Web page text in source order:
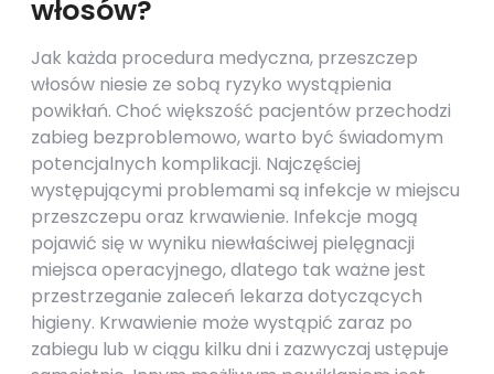
włosów?
Jak każda procedura medyczna, przeszczep
włosów niesie ze sobą ryzyko wystąpienia
powikłań. Choć większość pacjentów przechodzi
zabieg bezproblemowo, warto być świadomym
potencjalnych komplikacji. Najczęściej
występującymi problemami są infekcje w miejscu
przeszczepu oraz krwawienie. Infekcje mogą
pojawić się w wyniku niewłaściwej pielęgnacji
miejsca operacyjnego, dlatego tak ważne jest
przestrzeganie zaleceń lekarza dotyczących
higieny. Krwawienie może wystąpić zaraz po
zabiegu lub w ciągu kilku dni i zazwyczaj ustępuje